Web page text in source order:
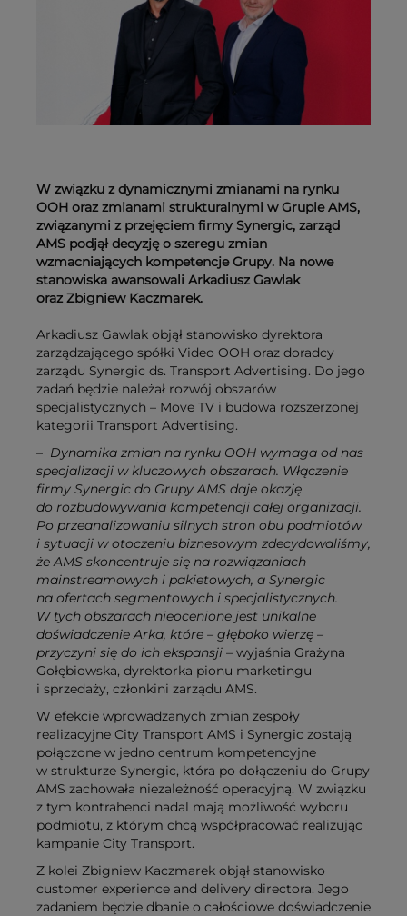
W związku z dynamicznymi zmianami na rynku
OOH oraz zmianami strukturalnymi w Grupie AMS,
związanymi z przejęciem firmy Synergic, zarząd
AMS podjął decyzję o szeregu zmian
wzmacniających kompetencje Grupy. Na nowe
stanowiska awansowali Arkadiusz Gawlak
oraz Zbigniew Kaczmarek.
Arkadiusz Gawlak objął stanowisko dyrektora
zarządzającego spółki Video OOH oraz doradcy
zarządu Synergic ds. Transport Advertising. Do jego
zadań będzie należał rozwój obszarów
specjalistycznych – Move TV i budowa rozszerzonej
kategorii Transport Advertising.
– Dynamika zmian na rynku OOH wymaga od nas
specjalizacji w kluczowych obszarach. Włączenie
firmy Synergic do Grupy AMS daje okazję
do rozbudowywania kompetencji całej organizacji.
Po przeanalizowaniu silnych stron obu podmiotów
i sytuacji w otoczeniu biznesowym zdecydowaliśmy,
że AMS skoncentruje się na rozwiązaniach
mainstreamowych i pakietowych, a Synergic
na ofertach segmentowych i specjalistycznych.
W tych obszarach nieocenione jest unikalne
doświadczenie Arka, które – głęboko wierzę –
przyczyni się do ich ekspansji – wyjaśnia Grażyna
Gołębiowska, dyrektorka pionu marketingu
i sprzedaży, członkini zarządu AMS.
W efekcie wprowadzanych zmian zespoły
realizacyjne City Transport AMS i Synergic zostają
połączone w jedno centrum kompetencyjne
w strukturze Synergic, która po dołączeniu do Grupy
AMS zachowała niezależność operacyjną. W związku
z tym kontrahenci nadal mają możliwość wyboru
podmiotu, z którym chcą współpracować realizując
kampanie City Transport.
Z kolei Zbigniew Kaczmarek objął stanowisko
customer experience and delivery directora. Jego
zadaniem będzie dbanie o całościowe doświadczenie